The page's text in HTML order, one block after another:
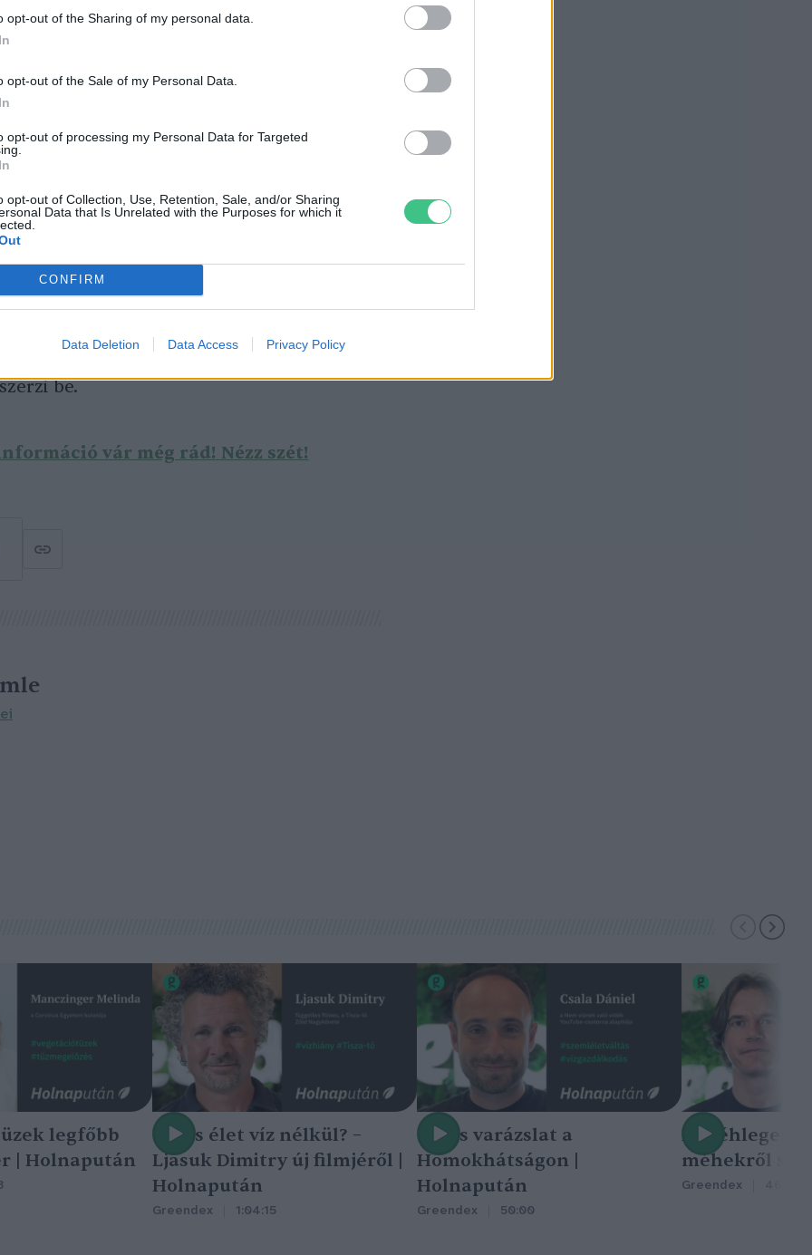
opt-out of the Sharing of my personal data.
opt-out of the Sale of my Personal Data.
opt-out of processing my Personal Data for Targeted
opt-out of Collection, Use, Retention, Sale, and/or Sharing
Data that Is Unrelated with the Purposes for which it
CONFIRM
Data Deletion Data Access Privacy Policy
az afrikai gyapottermesztés társadalmi,
kell a gyapotot környezetbarátabb és
védhetik a talajt és vizet
mezőgazdasági gyakorlatok által
az éghajlatváltozásoknak, miközben a
biztosít számukra.
egyre nagyobb hangsúlyt fektet
forgalmazott termékeinek közel
be.
vár még rád! Nézz szét!
legfőbb
| Holnapután
Nincs élet víz nélkül? –
Ljasuk Dimitry új filmjéről |
Holnapután
Greendex 1:04:15
Nincs varázslat a
Homokhátságon |
Holnapután
Greendex 50:00
A méhlegelő
méhekről
Greendex